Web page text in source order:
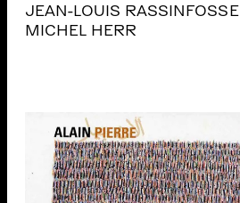
JEAN-LOUIS RASSINFOSSE
MICHEL HERR